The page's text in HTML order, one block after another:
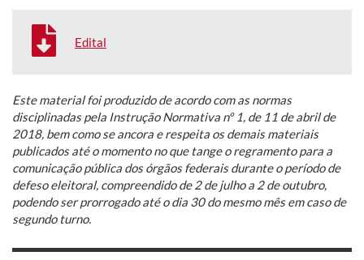
Edital
Este material foi produzido de acordo com as normas
disciplinadas pela Instrução Normativa nº 1, de 11 de abril de
2018, bem como se ancora e respeita os demais materiais
publicados até o momento no que tange o regramento para a
comunicação pública dos órgãos federais durante o período de
defeso eleitoral, compreendido de 2 de julho a 2 de outubro,
podendo ser prorrogado até o dia 30 do mesmo mês em caso de
segundo turno.